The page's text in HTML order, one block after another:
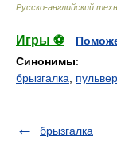
Русско-английский
Игры ⚽
Синонимы:
брызгалка
брызгалка